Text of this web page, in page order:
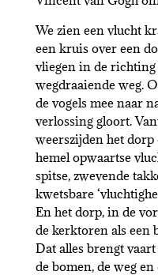
We zien een vlucht
een kruis over een
vliegen in de
wegdraaiende weg.
de vogels mee naar
verlossing gloort.
weerszijden het
hemel opwaartse
spitse, zwevende
kwetsbare
En het dorp, in de
de kerktoren als een
Dat alles brengt
de bomen, de weg